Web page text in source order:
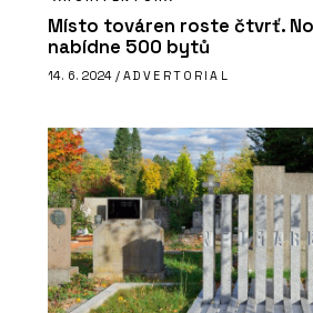
Místo továren roste čtvrť.
nabídne 500 bytů
14. 6. 2024 / ADVERTORIAL